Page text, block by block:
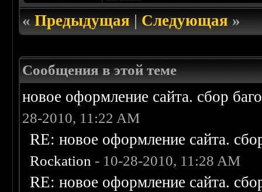
«Предыдущая|Следующая»
Сообщения в этой теме
новое оформление сайта. сбор
28-2010, 11:22 AM
RE: новое оформление сайта.
Rockation - 10-28-2010, 11:28 AM
RE: новое оформление сайта.